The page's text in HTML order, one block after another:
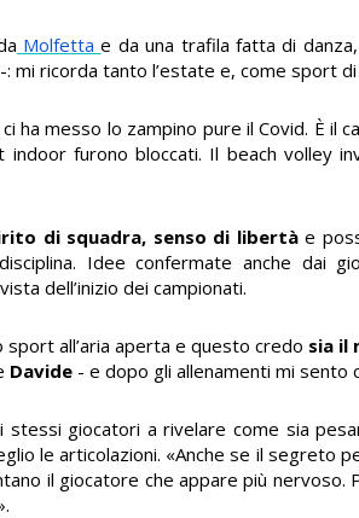
Molfettae da una trafila fatta di
mi ricorda tanto l’estate e, come sport
ha messo lo zampino pure il Covid. È il
furono bloccati. Il beach volley
di squadra, senso di libertàe
Idee confermate anche dai
dell’inizio dei campionati.
sport all’aria aperta e questo credo sia il
Davide - e dopo gli allenamenti mi sento
stessi giocatori a rivelare come sia
le articolazioni. «Anche se il segreto
il giocatore che appare più